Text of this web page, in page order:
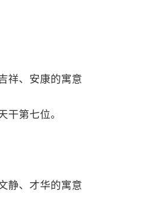
祥、安康的寓意
干第七位。
静、才华的寓意